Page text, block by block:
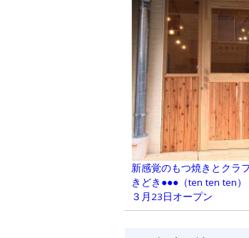
新感覚のもつ焼きとクラ
きどき●●●（ten ten ten
３月23日オープン